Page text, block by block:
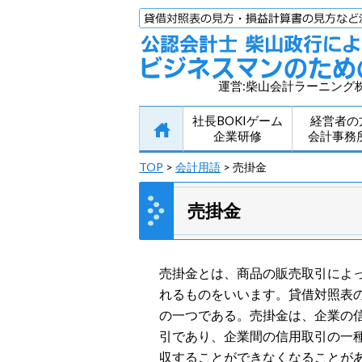
運営:柴山会計ラーニング
社長BOKIゲーム
企業研修
経営者の
会計事務
TOP > 会計用語 > 売掛金
売掛金
売掛金とは、商品の販売取引によ
れるものをいいます。貸借対照表
の一つである。売掛金は、企業の
引であり、企業間の信用取引の一
収することができなくなることが